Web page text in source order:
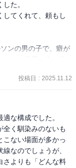
た。
してくれて、頼もし
ンの男の子で、癖が
投稿日 : 2025.11.12
な構成でした。
全く馴染みのないも
こない場面が多かっ
なのでしょうが、
さよりも「どんな料